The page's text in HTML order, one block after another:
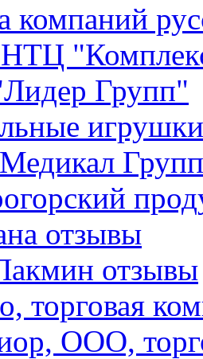
компаний
Групп"
игрушки
Групп
отзывы
отзывы
торговая
ООО,